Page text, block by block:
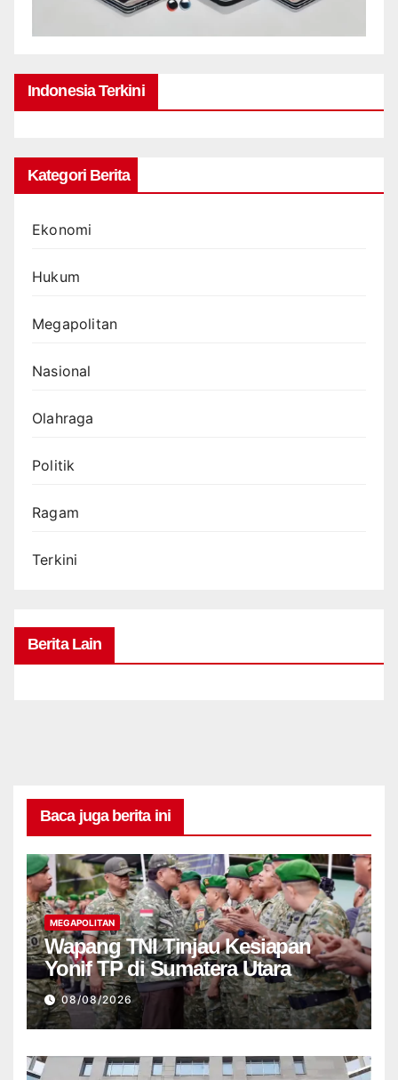
Indonesia Terkini
Kategori Berita
Ekonomi
Hukum
Megapolitan
Nasional
Olahraga
Politik
Ragam
Terkini
Berita Lain
Baca juga berita ini
MEGAPOLITAN
Wapang TNI Tinjau Kesiapan
Yonif TP di Sumatera Utara
08/08/2026